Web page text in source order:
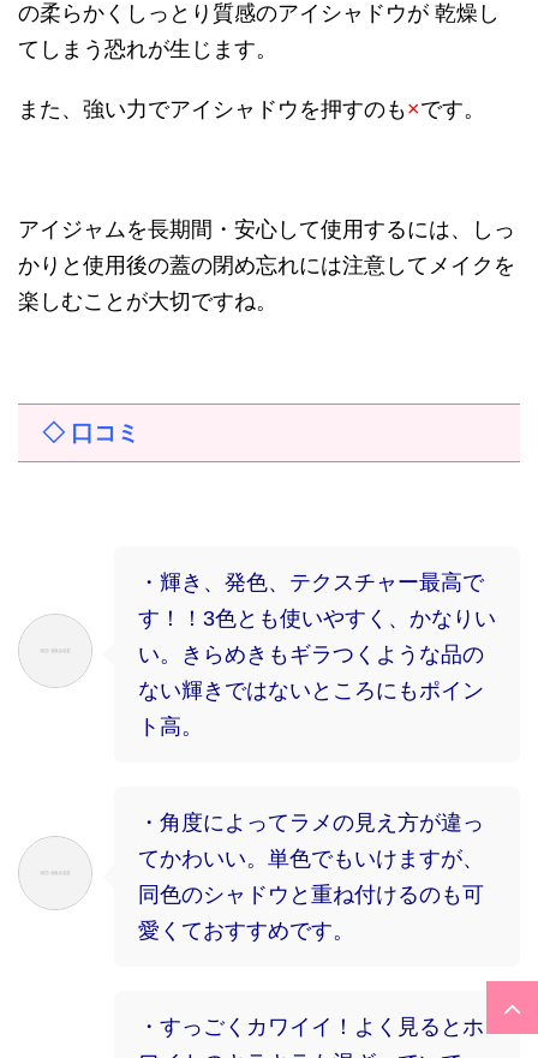
の柔らかくしっとり質感のアイシャドウが 乾燥し
てしまう恐れが生じます。
また、強い力でアイシャドウを押すのも×です。
アイジャムを長期間・安心して使用するには、しっ
かりと使用後の蓋の閉め忘れには注意してメイクを
楽しむことが大切ですね。
◇ 口コミ
・輝き、発色、テクスチャー最高で
す！！3色とも使いやすく、かなりい
い。きらめきもギラつくような品の
ない輝きではないところにもポイン
ト高。
・角度によってラメの見え方が違っ
てかわいい。単色でもいけますが、
同色のシャドウと重ね付けるのも可
愛くておすすめです。
・すっごくカワイイ！よく見るとホ